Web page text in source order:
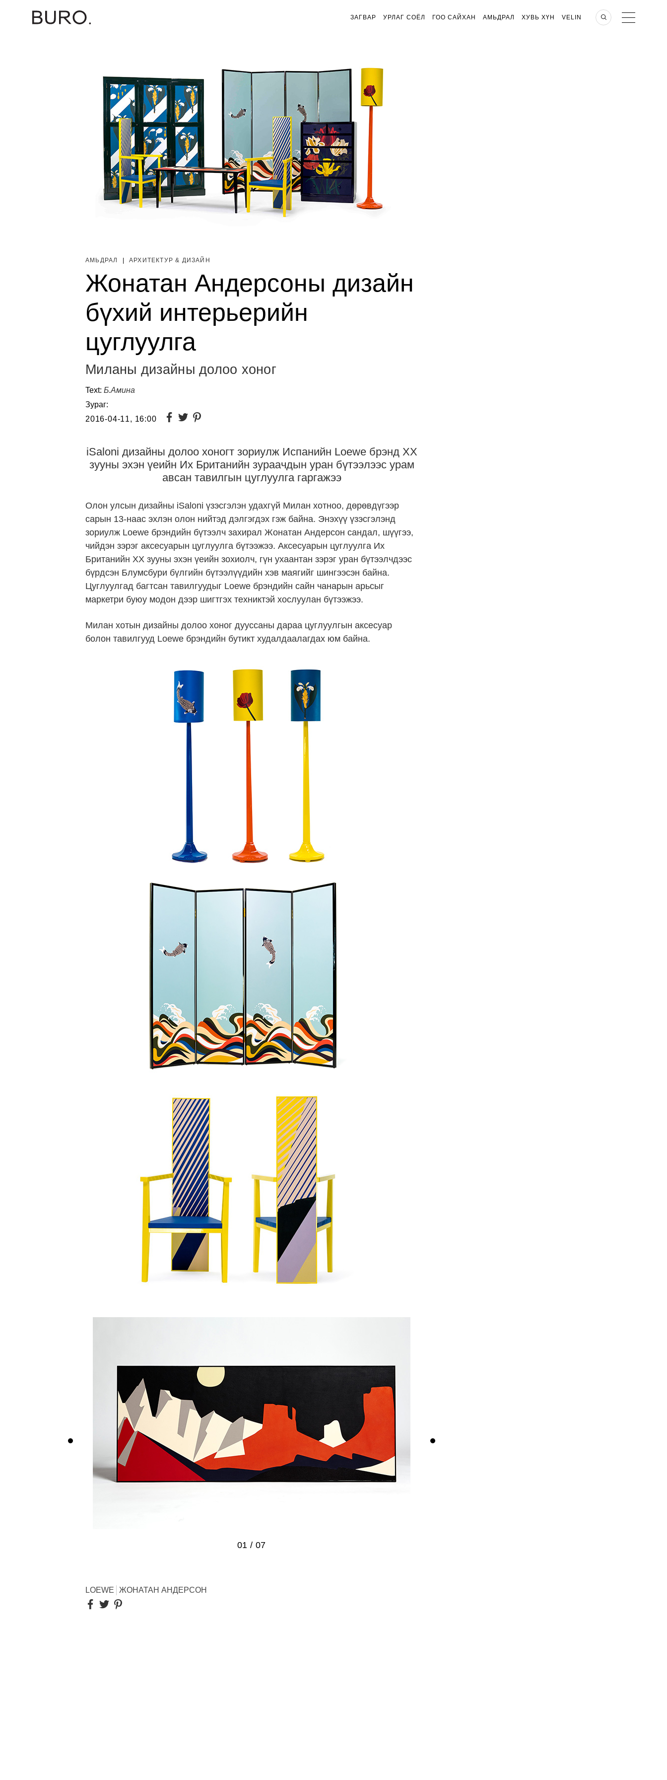
ЗАГВАР УРЛАГ СОЁЛ ГОО САЙХАН АМЬДРАЛ ХУВЬ ХҮН VELIN
АМЬДРАЛ AРХИТЕКТУР & ДИЗАЙН
Жонатан Андерсоны дизайн
бүхий интерьерийн
цуглуулга
Миланы дизайны долоо хоног
Text: Б.Амина
Зураг:
2016-04-11, 16:00
iSaloni дизайны долоо хоногт зориулж Испанийн Loewe брэнд XX
зууны эхэн үеийн Их Британийн зураачдын уран бүтээлээс урам
авсан тавилгын цуглуулга гаргажээ
Олон улсын дизайны iSaloni үзэсгэлэн удахгүй Милан хотноо, дөрөвдүгээр
сарын 13-наас эхлэн олон нийтэд дэлгэгдэх гэж байна. Энэхүү үзэсгэлэнд
зориулж Loewe брэндийн бүтээлч захирал Жонатан Андерсон сандал, шүүгээ,
чийдэн зэрэг аксесуарын цуглуулга бүтээжээ. Аксесуарын цуглуулга Их
Британийн XX зууны эхэн үеийн зохиолч, гүн ухаантан зэрэг уран бүтээлчдээс
бүрдсэн Блумсбури бүлгийн бүтээлүүдийн хэв маягийг шингээсэн байна.
Цуглуулгад багтсан тавилгуудыг Loewe брэндийн сайн чанарын арьсыг
маркетри буюу модон дээр шигтгэх техниктэй хослуулан бүтээжээ.
Милан хотын дизайны долоо хоног дууссаны дараа цуглуулгын аксесуар
болон тавилгууд Loewe брэндийн бутикт худалдаалагдах юм байна.
01 / 07
LOEWE ЖОНАТАН АНДЕРСОН